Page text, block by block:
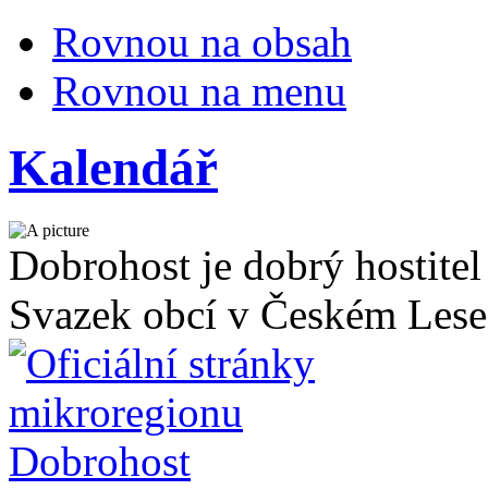
Rovnou na obsah
Rovnou na menu
Kalendář
Dobrohost je dobrý hostitel
Svazek obcí v Českém Lese